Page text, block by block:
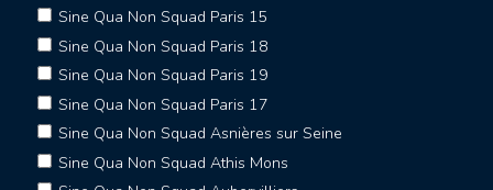
Sine Qua Non Squad Paris 15
Sine Qua Non Squad Paris 18
Sine Qua Non Squad Paris 19
Sine Qua Non Squad Paris 17
Sine Qua Non Squad Asnières sur Seine
Sine Qua Non Squad Athis Mons